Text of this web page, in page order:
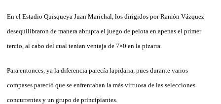
En el Estadio Quisqueya Juan Marichal, los dirigidos por Ramón Vázquez
desequilibraron de manera abrupta el juego de pelota en apenas el primer
tercio, al cabo del cual tenían ventaja de 7×0 en la pizarra.
Para entonces, ya la diferencia parecía lapidaria, pues durante varios
compases pareció que se enfrentaban la más virtuosa de las selecciones
concurrentes y un grupo de principiantes.